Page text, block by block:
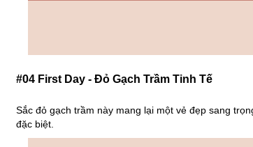
#04 First Day - Đỏ Gạch Trầm Tinh Tế
Sắc đỏ gạch trầm này mang lại một vẻ đẹp sang
đặc biệt.